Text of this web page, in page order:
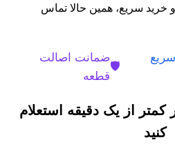
خرید سریع، همین حالا تماس
🛡️
ضمانت اصالت
قطعه
از یک دقیقه استعلام
کنید